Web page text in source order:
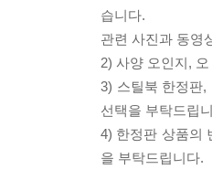
습니다.
관련 사진과 동영
2) 사양 오인지,
3) 스틸북 한정판
선택을 부탁드립
4) 한정판 상품의
을 부탁드립니다.